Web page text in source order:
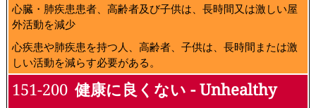
心臓・肺疾患患者、高齢者及び子供は、長時間又は激しい屋
外活動を減少
心疾患や肺疾患を持つ人、高齢者、子供は、長時間または激
しい活動を減らす必要がある。
151-200 健康に良くない - Unhealthy